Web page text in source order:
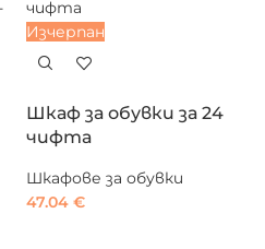
Изчерпан
Шкаф за обувки за 24
чифта
Шкафове за обувки
47.04 €